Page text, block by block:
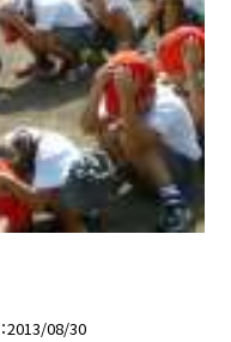
2013/08/30